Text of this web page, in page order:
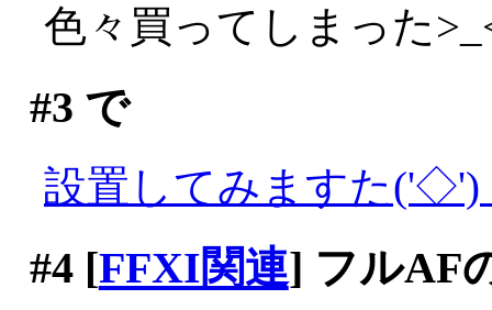
色々買ってしまった
#3 で
設置してみますた('◇')
#4[FFXI関連] フルAF